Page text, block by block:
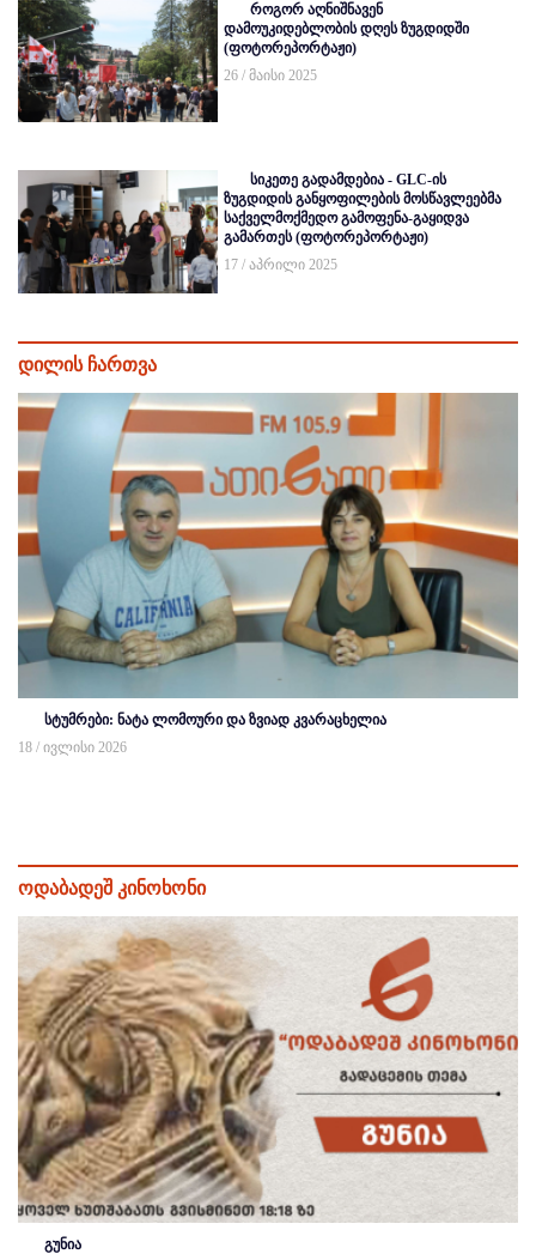
როგორ აღნიშნავენ
დამოუკიდებლობის დღეს ზუგდიდში
(ფოტორეპორტაჟი)
26 / მაისი 2025
სიკეთე გადამდებია - GLC-ის
ზუგდიდის განყოფილების მოსწავლეებმა
საქველმოქმედო გამოფენა-გაყიდვა
გამართეს (ფოტორეპორტაჟი)
17 / აპრილი 2025
დილის ჩართვა
სტუმრები: ნატა ლომოური და ზვიად კვარაცხელია
18 / ივლისი 2026
ოდაბადეშ კინოხონი
გუნია